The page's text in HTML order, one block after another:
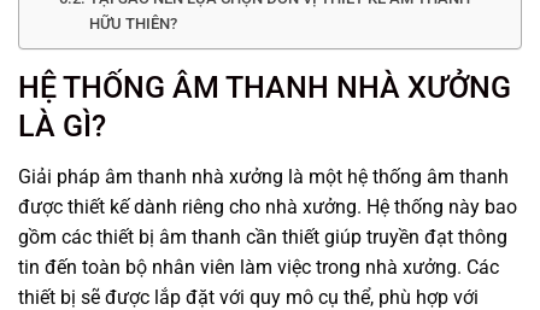
HỮU THIÊN?
HỆ THỐNG ÂM THANH NHÀ XƯỞNG
LÀ GÌ?
Giải pháp âm thanh nhà xưởng là một hệ thống âm thanh
được thiết kế dành riêng cho nhà xưởng. Hệ thống này bao
gồm các thiết bị âm thanh cần thiết giúp truyền đạt thông
tin đến toàn bộ nhân viên làm việc trong nhà xưởng. Các
thiết bị sẽ được lắp đặt với quy mô cụ thể, phù hợp với